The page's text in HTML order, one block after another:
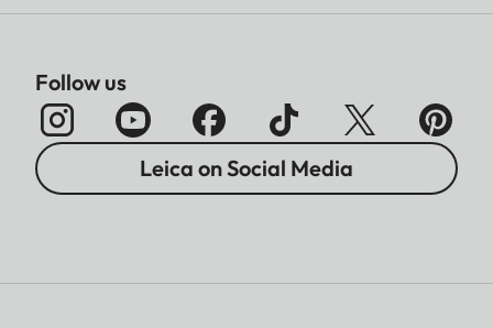
Follow us
Leica on Social Media